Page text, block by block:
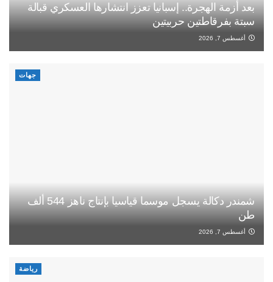
بعد أزمة الهجرة.. إسبانيا تعزز انتشارها العسكري قبالة
سبتة بفرقاطتين حربيتين
أغسطس 7, 2026
جهات
شمندر دكالة يسجل موسما قياسيا بإنتاج ناهز 544 ألف
طن
أغسطس 7, 2026
رياضة